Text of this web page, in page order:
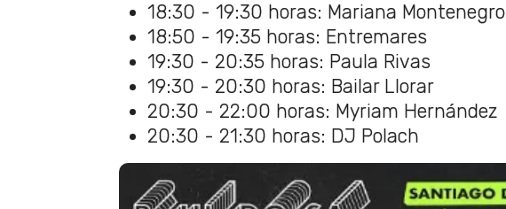
18:30 - 19:30 horas: Mariana Montenegro
18:50 - 19:35 horas: Entremares
19:30 - 20:35 horas: Paula Rivas
19:30 - 20:30 horas: Bailar Llorar
20:30 - 22:00 horas: Myriam Hernández
20:30 - 21:30 horas: DJ Polach